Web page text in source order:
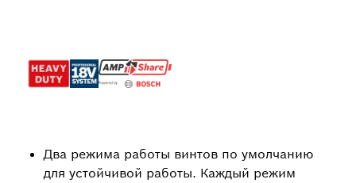
Два режима работы винтов по умолчанию
для устойчивой работы. Каждый режим